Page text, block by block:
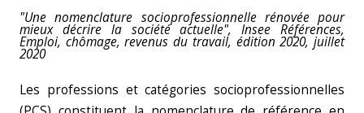
"Une nomenclature socioprofessionnelle rénovée pour
mieux décrire la société actuelle", Insee Références,
Emploi, chômage, revenus du travail, édition 2020, juillet
2020
Les professions et catégories socioprofessionnelles